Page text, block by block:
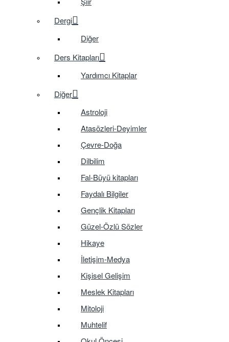
Dergi
Diğer
Ders Kitapları
Yardımcı Kitaplar
Diğer
Astroloji
Atasözleri-Deyimler
Çevre-Doğa
Dilbilim
Fal-Büyü kitapları
Faydalı Bilgiler
Gençlik Kitapları
Güzel-Özlü Sözler
Hikaye
İletişim-Medya
Kişisel Gelişim
Meslek Kitapları
Mitoloji
Muhtelif